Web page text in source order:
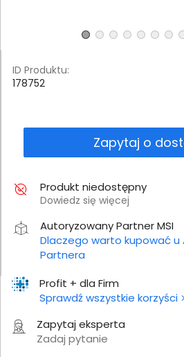
Profit + dla Firm
Sprawdź wszystkie korzyści
Zapytaj eksperta
Zadaj pytanie
ID Produktu:
178752
Zapytaj o
Produkt niedostępny
Dowiedz się więcej
Autoryzowany Partner MSI
Dlaczego warto kupować
Partnera